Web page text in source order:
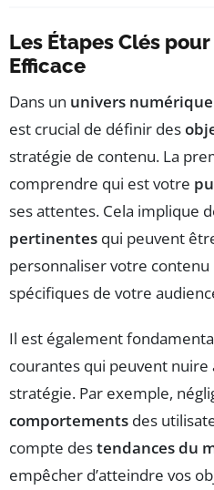
Les Étapes Clés
Efficace
Dans un univers numérique
est crucial de définir des
stratégie de contenu. La
comprendre qui est votre
ses attentes. Cela implique
pertinentes qui peuvent
personnaliser votre
spécifiques de votre
Il est également
courantes qui peuvent nuire
stratégie. Par exemple,
comportements des
compte destendances du
empêcher d’atteindre vos